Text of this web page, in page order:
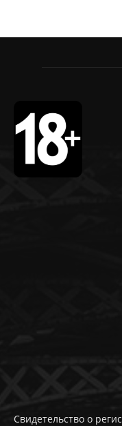
Свидетельство о